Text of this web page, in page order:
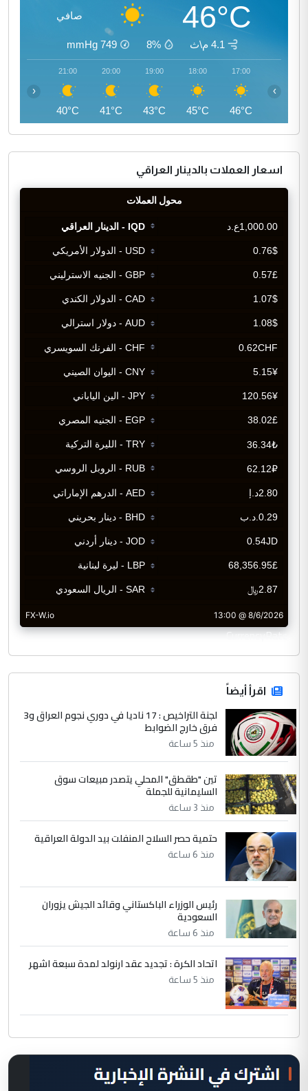
46°C صافي
4.1 م\ث 8%
749
mmHg
17:00
46°C
18:00
45°C
19:00
43°C
20:00
41°C
21:00
40°C
‹ ›
اسعار العملات بالدينار العراقي
CurrencyRate
اقرأ أيضاً
لجنة التراخيص : 17 ناديا في دوري نجوم العراق و3
فرق خارج الضوابط
منذ 5 ساعة
تين "طقطق" المحلي يتصدر مبيعات سوق
السليمانية للجملة
منذ 3 ساعة
حتمية حصر السلاح المنفلت بيد الدولة العراقية
منذ 6 ساعة
رئيس الوزراء الباكستاني وقائد الجيش يزوران
السعودية
منذ 6 ساعة
اتحاد الكرة : تجديد عقد ارنولد لمدة سبعة اشهر
منذ 5 ساعة